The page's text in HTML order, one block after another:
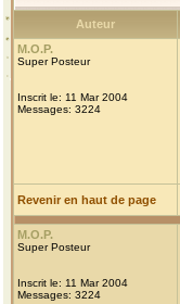
Auteur
M.O.P.
Super Posteur
Inscrit le: 11 Mar 2004
Messages: 3224
Revenir en haut de page
M.O.P.
Super Posteur
Inscrit le: 11 Mar 2004
Messages: 3224